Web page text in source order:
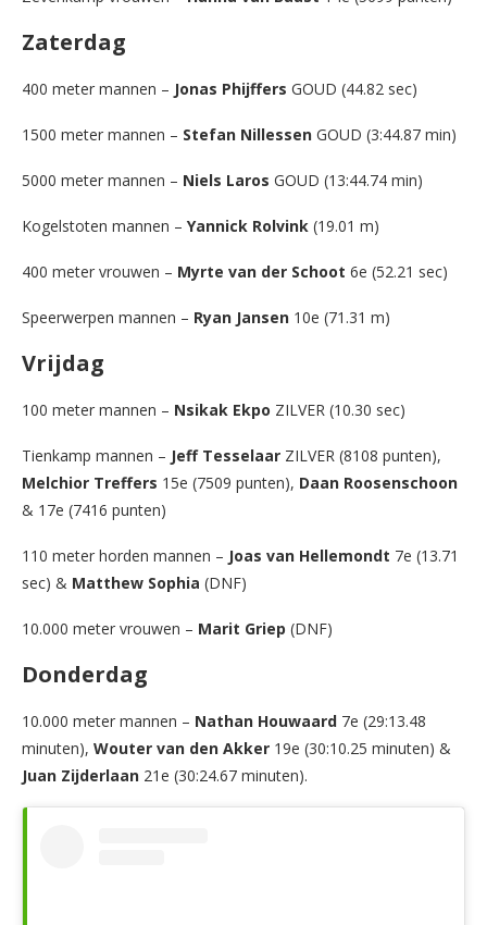
Zaterdag
400 meter mannen – Jonas Phijffers GOUD (44.82 sec)
1500 meter mannen – Stefan Nillessen GOUD (3:44.87 min)
5000 meter mannen – Niels Laros GOUD (13:44.74 min)
Kogelstoten mannen – Yannick Rolvink (19.01 m)
400 meter vrouwen – Myrte van der Schoot 6e (52.21 sec)
Speerwerpen mannen – Ryan Jansen 10e (71.31 m)
Vrijdag
100 meter mannen – Nsikak Ekpo ZILVER (10.30 sec)
Tienkamp mannen – Jeff Tesselaar ZILVER (8108 punten),
Melchior Treffers 15e (7509 punten), Daan Roosenschoon
& 17e (7416 punten)
110 meter horden mannen – Joas van Hellemondt 7e (13.71
sec) & Matthew Sophia (DNF)
10.000 meter vrouwen – Marit Griep (DNF)
Donderdag
10.000 meter mannen – Nathan Houwaard 7e (29:13.48
minuten), Wouter van den Akker 19e (30:10.25 minuten) &
Juan Zijderlaan 21e (30:24.67 minuten).